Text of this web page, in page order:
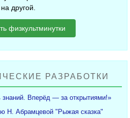
другой.
физкультминутки
РАЗРАБОТКИ
Вперёд — за открытиями!»
Н. Абрамцевой "Рыжая сказка"